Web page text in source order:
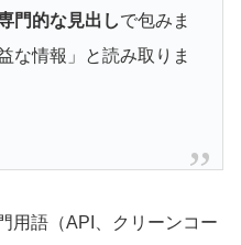
門的な見出しで包みま
な情報」と読み取りま
用語（API、クリーンコー